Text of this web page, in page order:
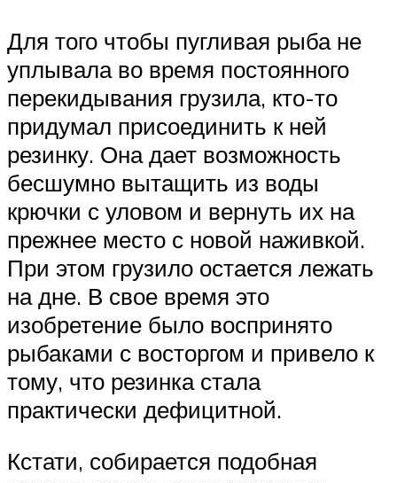
Для того чтобы пугливая рыба не
уплывала во время постоянного
перекидывания грузила, кто-то
придумал присоединить к ней
резинку. Она дает возможность
бесшумно вытащить из воды
крючки с уловом и вернуть их на
прежнее место с новой наживкой.
При этом грузило остается лежать
на дне. В свое время это
изобретение было воспринято
рыбаками с восторгом и привело к
тому, что резинка стала
практически дефицитной.
Кстати, собирается подобная